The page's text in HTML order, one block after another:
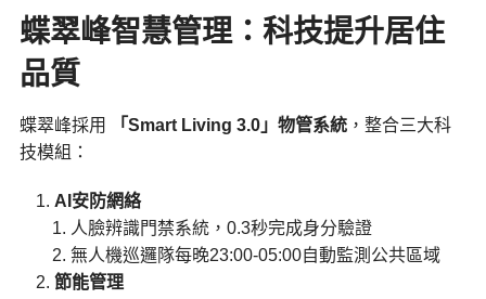
蝶翠峰智慧管理：科技提升居住
品質
蝶翠峰採用 「Smart Living 3.0」物管系統，整合三大科
技模組：
AI安防網絡
人臉辨識門禁系統，0.3秒完成身分驗證
無人機巡邏隊每晚23:00-05:00自動監測公共區域
節能管理